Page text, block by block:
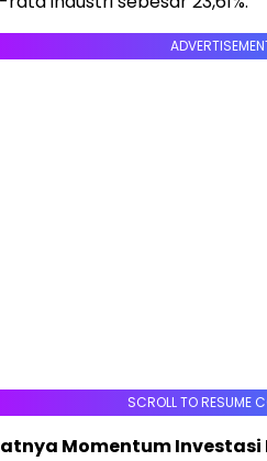
SCROLL TO RESUME
Momentum